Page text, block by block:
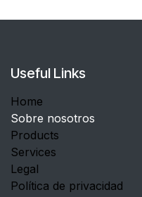
Useful Links
Home
Sobre nosotros
Products
Services
Legal
Política de privacidad